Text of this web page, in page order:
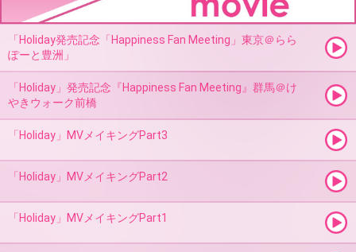
「Holiday発売記念「Happiness Fan Meeting」東京＠らら
ぽーと豊洲」
「Holiday」発売記念『Happiness Fan Meeting』群馬＠け
やきウォーク前橋
「Holiday」MVメイキングPart3
「Holiday」MVメイキングPart2
「Holiday」MVメイキングPart1